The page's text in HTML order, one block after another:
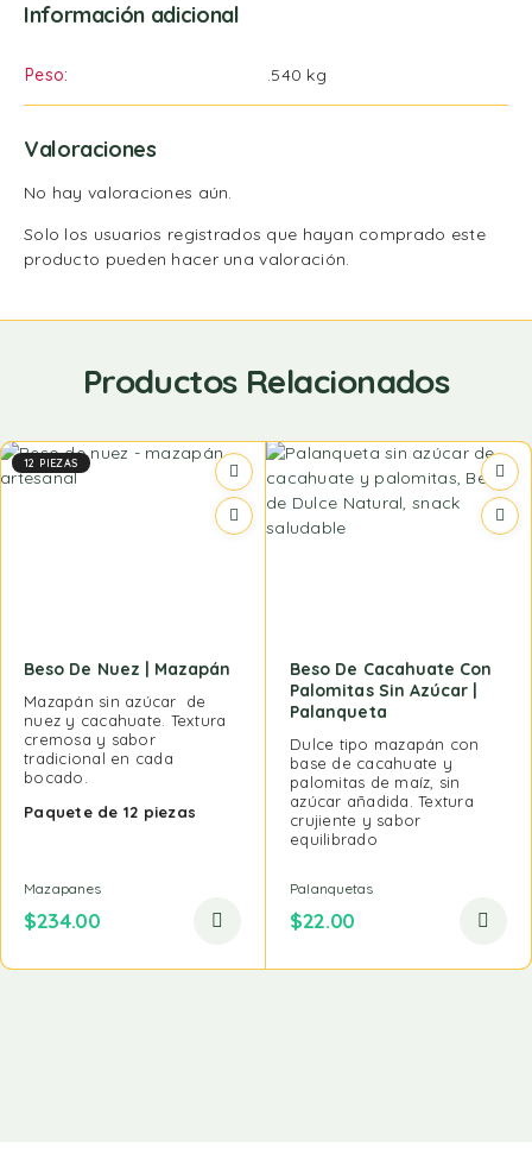
Información adicional
Peso .540 kg
Valoraciones
No hay valoraciones aún.
Solo los usuarios registrados que hayan comprado este
producto pueden hacer una valoración.
Productos Relacionados
12 PIEZAS
Beso De Nuez | Mazapán
Mazapán sin azúcar de
nuez y cacahuate. Textura
cremosa y sabor
tradicional en cada
bocado.
Paquete de 12 piezas
Mazapanes
$234.00
Beso De Cacahuate Con
Palomitas Sin Azúcar |
Palanqueta
Dulce tipo mazapán con
base de cacahuate y
palomitas de maíz, sin
azúcar añadida. Textura
crujiente y sabor
equilibrado
Palanquetas
$22.00